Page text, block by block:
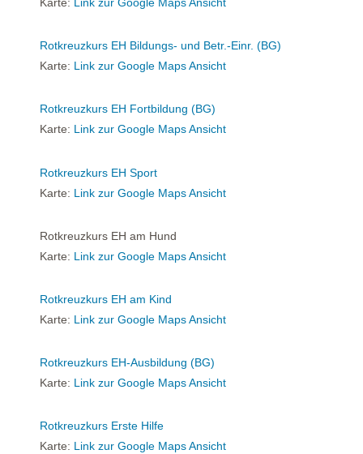
Rotkreuzkurs EH Bildungs- und Betr.-Einr. (BG)
Karte: Link zur Google Maps Ansicht
Rotkreuzkurs EH Fortbildung (BG)
Karte: Link zur Google Maps Ansicht
Rotkreuzkurs EH Sport
Karte: Link zur Google Maps Ansicht
Rotkreuzkurs EH am Hund
Karte: Link zur Google Maps Ansicht
Rotkreuzkurs EH am Kind
Karte: Link zur Google Maps Ansicht
Rotkreuzkurs EH-Ausbildung (BG)
Karte: Link zur Google Maps Ansicht
Rotkreuzkurs Erste Hilfe
Karte: Link zur Google Maps Ansicht